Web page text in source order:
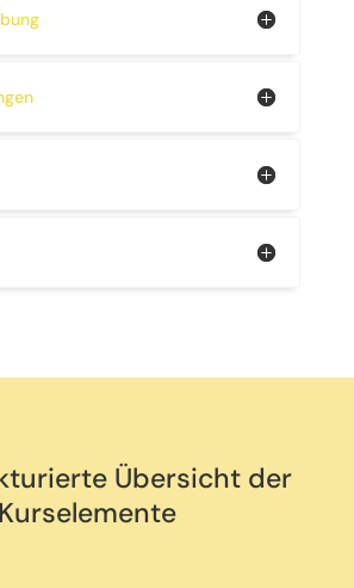
Übersicht der
Kurselemente